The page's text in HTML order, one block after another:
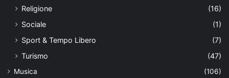
Religione
(16)
Sociale
(1)
Sport & Tempo Libero
(7)
Turismo
(47)
Musica (106)